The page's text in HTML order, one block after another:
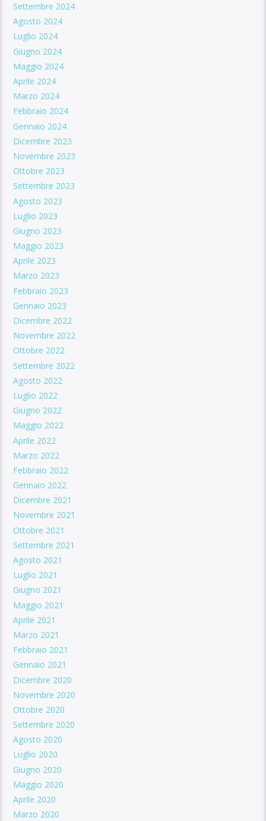
Settembre 2024
Agosto 2024
Luglio 2024
Giugno 2024
Maggio 2024
Aprile 2024
Marzo 2024
Febbraio 2024
Gennaio 2024
Dicembre 2023
Novembre 2023
Ottobre 2023
Settembre 2023
Agosto 2023
Luglio 2023
Giugno 2023
Maggio 2023
Aprile 2023
Marzo 2023
Febbraio 2023
Gennaio 2023
Dicembre 2022
Novembre 2022
Ottobre 2022
Settembre 2022
Agosto 2022
Luglio 2022
Giugno 2022
Maggio 2022
Aprile 2022
Marzo 2022
Febbraio 2022
Gennaio 2022
Dicembre 2021
Novembre 2021
Ottobre 2021
Settembre 2021
Agosto 2021
Luglio 2021
Giugno 2021
Maggio 2021
Aprile 2021
Marzo 2021
Febbraio 2021
Gennaio 2021
Dicembre 2020
Novembre 2020
Ottobre 2020
Settembre 2020
Agosto 2020
Luglio 2020
Giugno 2020
Maggio 2020
Aprile 2020
Marzo 2020